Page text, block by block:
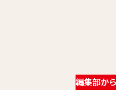
編集部か